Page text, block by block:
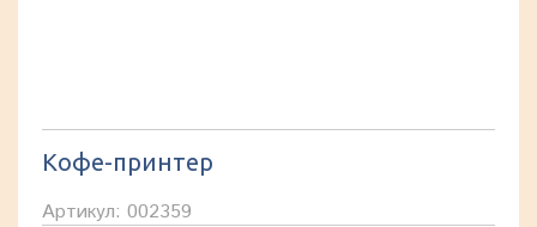
Кофе-принтер
Артикул: 002359